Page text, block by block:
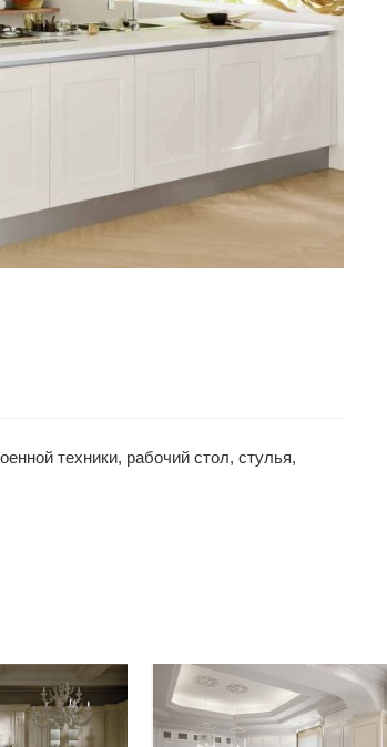
техники, рабочий стол, стулья,